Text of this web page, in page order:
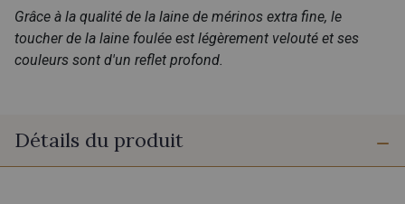
Grâce à la qualité de la laine de mérinos extra fine, le
toucher de la laine foulée est légèrement velouté et ses
couleurs sont d'un reflet profond.
Détails du produit